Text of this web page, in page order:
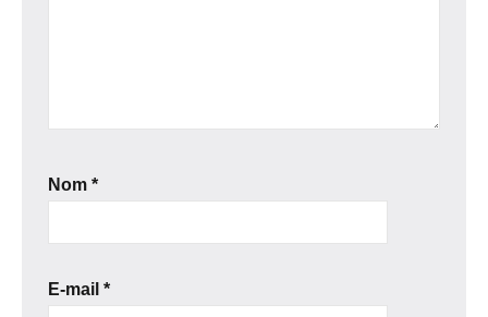
Nom *
E-mail *